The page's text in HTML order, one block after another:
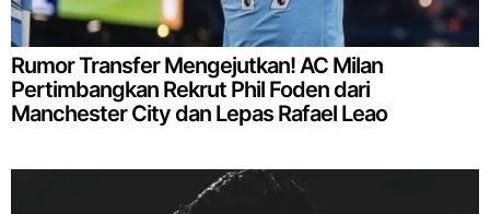
Rumor Transfer Mengejutkan! AC Milan
Pertimbangkan Rekrut Phil Foden dari
Manchester City dan Lepas Rafael Leao